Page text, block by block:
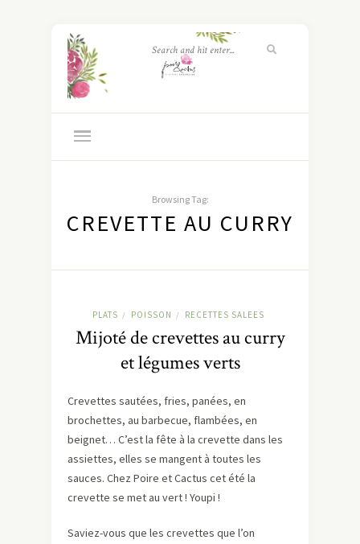
Browsing Tag:
CREVETTE AU CURRY
PLATS / POISSON / RECETTES SALEES
Mijoté de crevettes au curry
et légumes verts
Crevettes sautées, fries, panées, en
brochettes, au barbecue, flambées, en
beignet… C’est la fête à la crevette dans les
assiettes, elles se mangent à toutes les
sauces. Chez Poire et Cactus cet été la
crevette se met au vert ! Youpi !
Saviez-vous que les crevettes que l’on